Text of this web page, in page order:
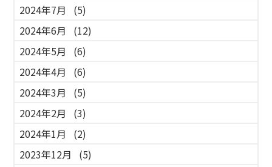
2024年7月
(5)
2024年6月
(12)
2024年5月
(6)
2024年4月
(6)
2024年3月
(5)
2024年2月
(3)
2024年1月
(2)
2023年12月
(5)